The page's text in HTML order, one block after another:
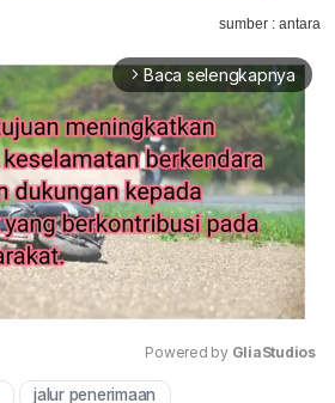
sumber : antara
arrow_forward_ios Baca selengkapnya
Powered by GliaStudios
jalur penerimaan